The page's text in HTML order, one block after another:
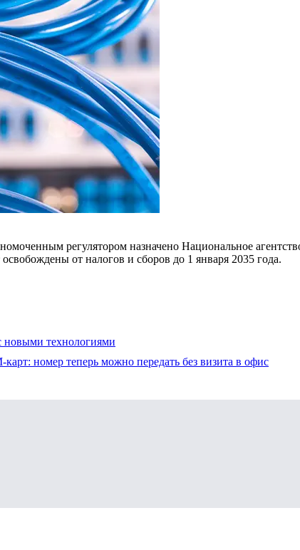
регулятором назначено Национальное
от налогов и сборов до 1 января 2035 года.
новыми технологиями
номер теперь можно передать без визита в офис